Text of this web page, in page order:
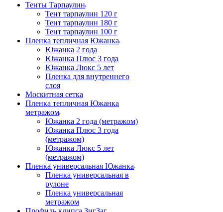
Тенты Тарпаулин
Тент тарпаулин 120 г
Тент тарпаулин 180 г
Тент тарпаулин 100 г
Пленка тепличная Южанка
Южанка 2 года
Южанка Плюс 3 года
Южанка Люкс 5 лет
Пленка для внутреннего
слоя
Москитная сетка
Пленка тепличная Южанка
метражом
Южанка 2 года (метражом)
Южанка Плюс 3 года
(метражом)
Южанка Люкс 5 лет
(метражом)
Пленка универсальная Южанка
Пленка универсальная в
рулоне
Пленка универсальная
метражом